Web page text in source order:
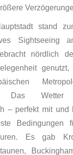
stand
Sightseeing
nördlich
Das
– perfekt mit und
Bedingungen
Es gab